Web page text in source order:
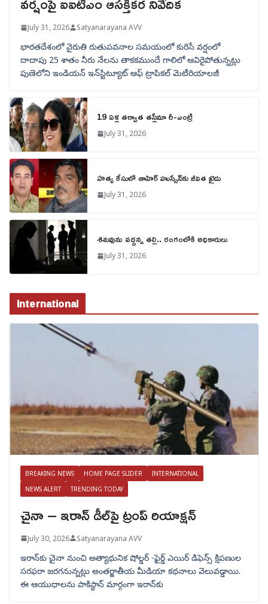
July 31, 2026 Satyanarayana AVV
భారతదేశంలో నైరుతి రుతుపవనాల సమయంలో కురిసే వర్షంలో
దాదాపు 25 శాతం నీరు నేలను తాకకముందే గాలిలో ఆవిరైపోతున్నట్లు
పుణెలోని ఇండియన్ ఇన్‌స్టిట్యూట్ ఆఫ్ ట్రాపికల్ మెటీరియాలజీ
19 ఏళ్ల తర్వాత తస్లీమా రీ-ఎంట్రీ
July 31, 2026
హత్య కేసులో తాహిర్ హుస్సేన్‌కు జీవిత ఖైదు
July 31, 2026
శిశువును వద్దన్న తల్లి.. రంగంలోకి అధికారులు
July 31, 2026
International
BREAKING NEWS HOME PAGE SLIDER
INTERNATIONAL
NEWS ALERT
TRENDING TODAY
చైనా – ఇరాన్ డీల్‌పై ట్రంప్ రియాక్షన్
July 30, 2026 Satyanarayana AVV
ఇరాన్‌కు చైనా నుంచి అత్యాధునిక షోల్డర్‌ -ఫైర్డ్ ఎయిర్ డిఫెన్స్ క్షిపణుల
సరఫరా జరగనున్నట్లు అంతర్జాతీయ మీడియా కథనాలు వెలువడ్డాయి.
ఈ ఆయుధాలను పాకిస్థాన్‌ మార్గంగా ఇరాన్‌కు